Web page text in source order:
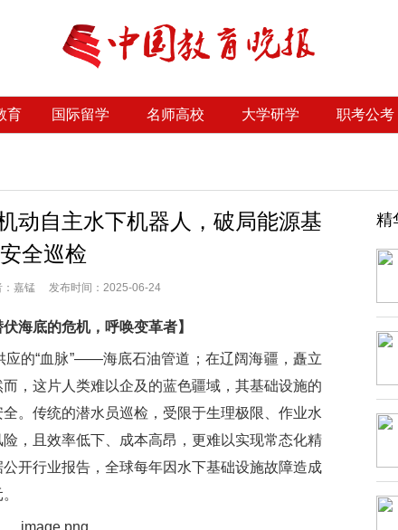
育 国际留学 名师高校 大学研学 职考公考
动自主水下机器人，破局能源基
全巡检
嘉锰 发布时间：2025-06-24
伏海底的危机，呼唤变革者】
的“血脉”——海底石油管道；在辽阔海疆，矗立
，这片人类难以企及的蓝色疆域，其基础设施的
。传统的潜水员巡检，受限于生理极限、作业水
，且效率低下、成本高昂，更难以实现常态化精
开行业报告，全球每年因水下基础设施故障造成
精